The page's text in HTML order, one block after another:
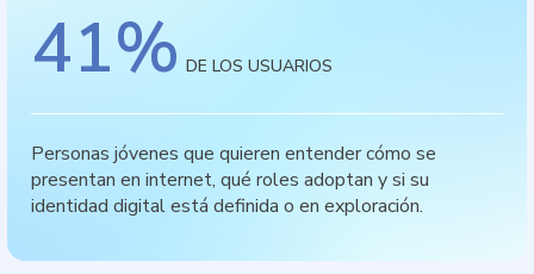
41% DE LOS USUARIOS
Personas jóvenes que quieren entender cómo se
presentan en internet, qué roles adoptan y si su
identidad digital está definida o en exploración.